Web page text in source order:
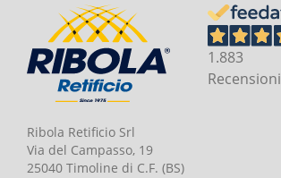
Ribola Retificio Srl
Via del Campasso, 19
25040 Timoline di C.F. (BS)
1.883
Recensioni